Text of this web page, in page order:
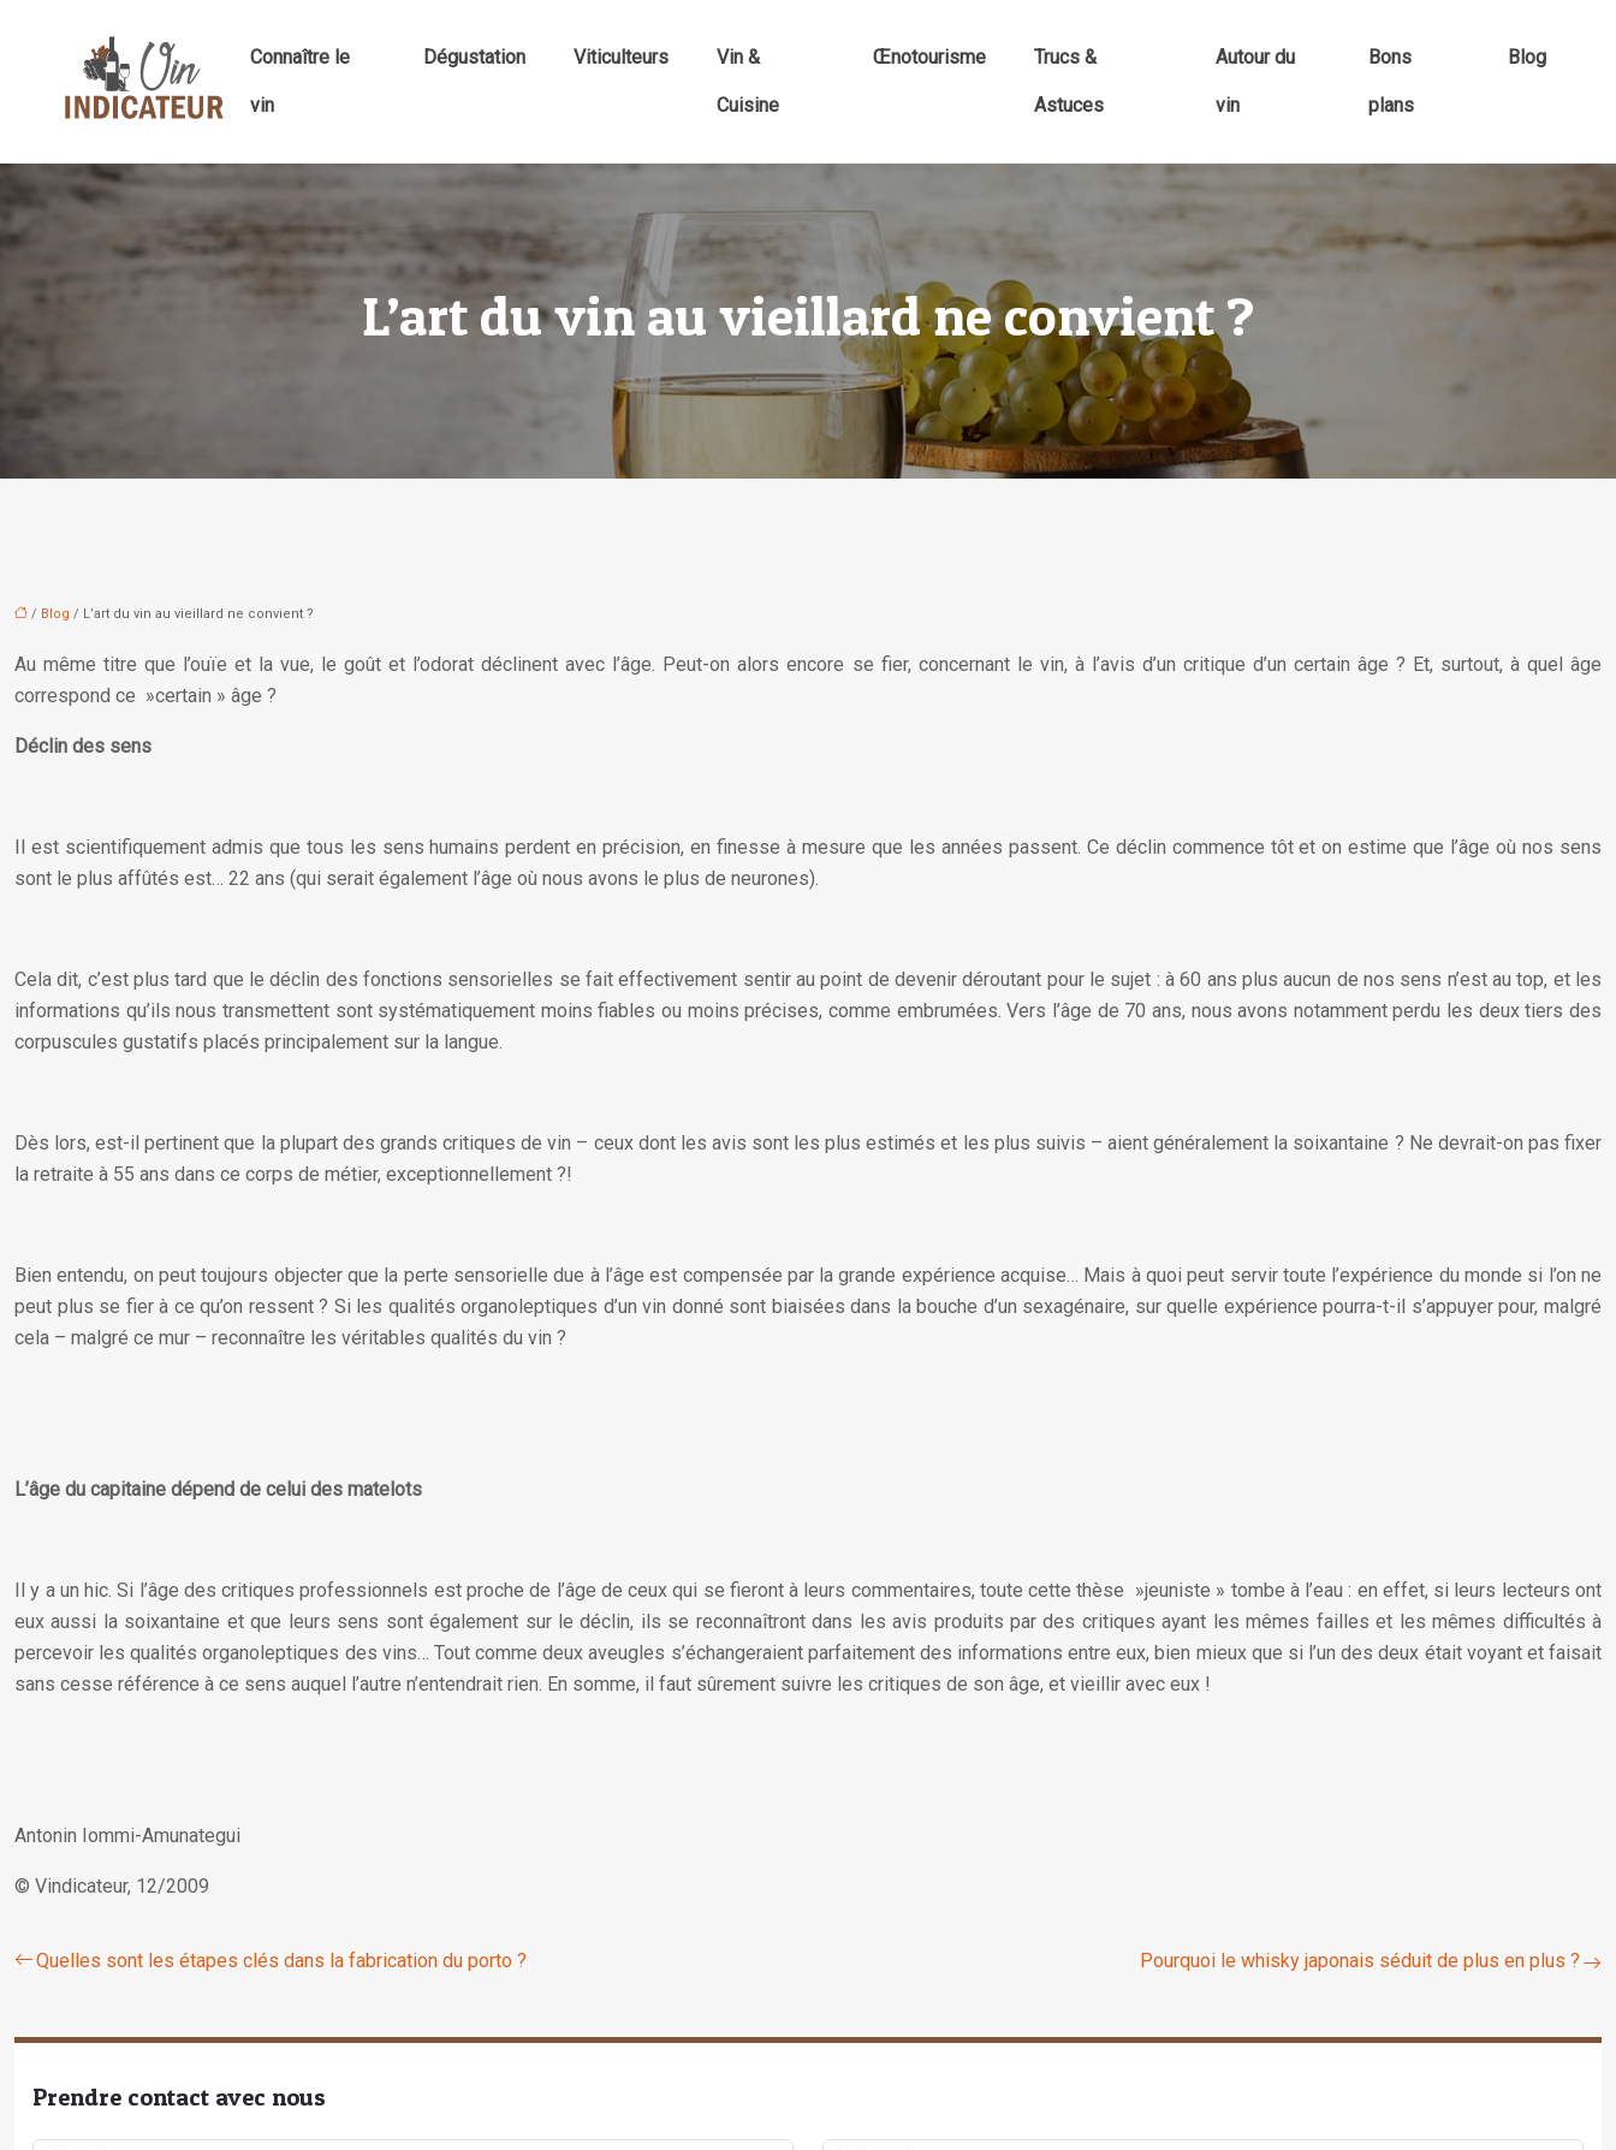
Connaître le
vin
Dégustation Viticulteurs Vin &
Cuisine
Œnotourisme Trucs &
Astuces
Autour du
vin
Bons
plans
Blog
L’art du vin au vieillard ne convient ?
/ Blog / L’art du vin au vieillard ne convient ?
Au même titre que l’ouïe et la vue, le goût et l’odorat déclinent avec l’âge. Peut-on alors encore se fier, concernant le vin, à l’avis d’un critique d’un certain âge ? Et, surtout, à quel âge
correspond ce »certain » âge ?
Déclin des sens
Il est scientifiquement admis que tous les sens humains perdent en précision, en finesse à mesure que les années passent. Ce déclin commence tôt et on estime que l’âge où nos sens
sont le plus affûtés est… 22 ans (qui serait également l’âge où nous avons le plus de neurones).
Cela dit, c’est plus tard que le déclin des fonctions sensorielles se fait effectivement sentir au point de devenir déroutant pour le sujet : à 60 ans plus aucun de nos sens n’est au top, et les
informations qu’ils nous transmettent sont systématiquement moins fiables ou moins précises, comme embrumées. Vers l’âge de 70 ans, nous avons notamment perdu les deux tiers des
corpuscules gustatifs placés principalement sur la langue.
Dès lors, est-il pertinent que la plupart des grands critiques de vin – ceux dont les avis sont les plus estimés et les plus suivis – aient généralement la soixantaine ? Ne devrait-on pas fixer
la retraite à 55 ans dans ce corps de métier, exceptionnellement ?!
Bien entendu, on peut toujours objecter que la perte sensorielle due à l’âge est compensée par la grande expérience acquise… Mais à quoi peut servir toute l’expérience du monde si l’on ne
peut plus se fier à ce qu’on ressent ? Si les qualités organoleptiques d’un vin donné sont biaisées dans la bouche d’un sexagénaire, sur quelle expérience pourra-t-il s’appuyer pour, malgré
cela – malgré ce mur – reconnaître les véritables qualités du vin ?
L’âge du capitaine dépend de celui des matelots
Il y a un hic. Si l’âge des critiques professionnels est proche de l’âge de ceux qui se fieront à leurs commentaires, toute cette thèse »jeuniste » tombe à l’eau : en effet, si leurs lecteurs ont
eux aussi la soixantaine et que leurs sens sont également sur le déclin, ils se reconnaîtront dans les avis produits par des critiques ayant les mêmes failles et les mêmes difficultés à
percevoir les qualités organoleptiques des vins… Tout comme deux aveugles s’échangeraient parfaitement des informations entre eux, bien mieux que si l’un des deux était voyant et faisait
sans cesse référence à ce sens auquel l’autre n’entendrait rien. En somme, il faut sûrement suivre les critiques de son âge, et vieillir avec eux !
Antonin Iommi-Amunategui
© Vindicateur, 12/2009
Quelles sont les étapes clés dans la fabrication du porto ? Pourquoi le whisky japonais séduit de plus en plus ?
Prendre contact avec nous